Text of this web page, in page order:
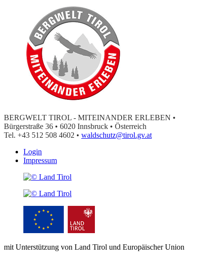
BERGWELT TIROL - MITEINANDER ERLEBEN •
Bürgerstraße 36 • 6020 Innsbruck • Österreich
Tel. +43 512 508 4602 • waldschutz@tirol.gv.at
Login
Impressum
mit Unterstützung von Land Tirol und Europäischer Union